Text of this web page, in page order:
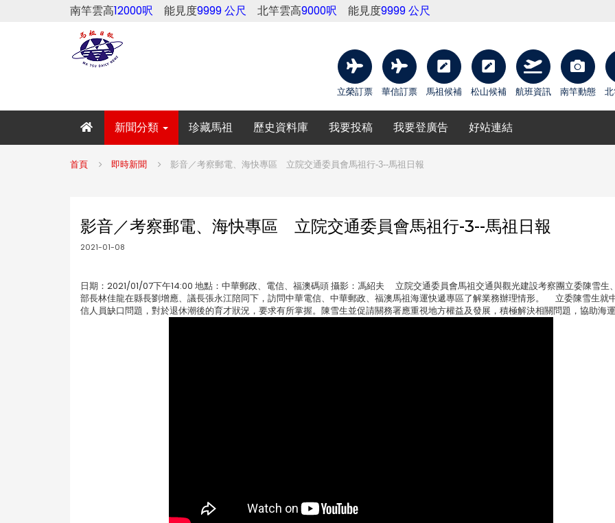
南竿雲高12000呎 能見度9999 公尺 北竿雲高9000呎 能見度9999 公尺
立榮訂票 華信訂票 馬祖候補 松山候補 航班資訊 南竿動態
新聞分類 珍藏馬祖 歷史資料庫 我要投稿 我要登廣告 好站連結
首頁 即時新聞 影音／考察郵電、海快專區 立院交通委員會馬祖行-3--馬祖日報
影音／考察郵電、海快專區 立院交通委員會馬祖行-3--馬祖日報
2021-01-08
日期：2021/01/07下午14:00 地點：中華郵政、電信、福澳碼頭 攝影：馮紹夫 立院交通委員會馬祖交通與觀光建設考察團立委陳雪生
部長林佳龍在縣長劉增應、議長張永江陪同下，訪問中華電信、中華郵政、福澳馬祖海運快遞專區了解業務辦理情形。 立委陳雪生就
信人員缺口問題，對於退休潮後的育才狀況，要求有所掌握。陳雪生並促請關務署應重視地方權益及發展，積極解決相關問題，協助海